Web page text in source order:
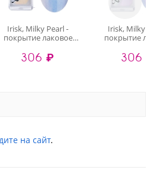
Irisk, Milky Pearl -
покрытие лаковое
ногтей (002), 8 мл
306 ₽
Irisk, Milky
покрытие
ногтей
306
на сайт.